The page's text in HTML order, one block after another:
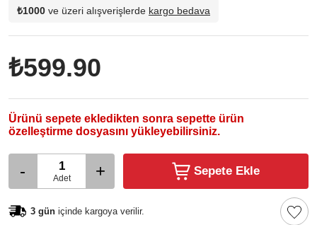
₺1000 ve üzeri alışverişlerde kargo bedava
₺599.90
Ürünü sepete ekledikten sonra sepette ürün
özelleştirme dosyasını yükleyebilirsiniz.
- Adet + Sepete Ekle
3 gün içinde kargoya verilir.